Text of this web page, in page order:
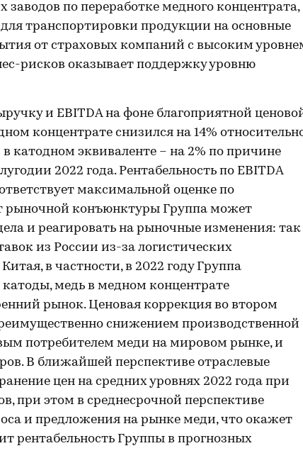
заводов по переработке медного концентрата,
транспортировки продукции на основные
от страховых компаний с высоким
рисков оказывает поддержку уровню
и EBITDA на фоне благоприятной
концентрате снизился на 14%
катодном эквиваленте – на 2% по причине
2022 года. Рентабельность по EBITDA
максимальной оценке по
рыночной конъюнктуры Группа может
и реагировать на рыночные изменения: так
из России из-за логистических
в частности, в 2022 году Группа
медь в медном концентрате
рынок. Ценовая коррекция во втором
снижением производственной
потребителем меди на мировом рынке, и
В ближайшей перспективе отраслевые
цен на средних уровнях 2022 года при
при этом в среднесрочной перспективе
и предложения на рынке меди, что окажет
рентабельность Группы в прогнозных